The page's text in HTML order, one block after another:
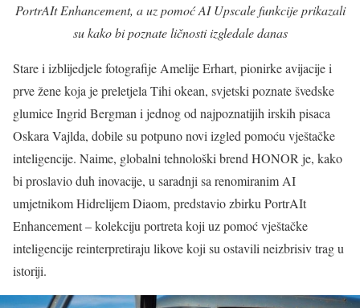
PortrAIt Enhancement, a uz pomoć AI Upscale funkcije prikazali
su kako bi poznate ličnosti izgledale danas
Stare i izblijedjele fotografije Amelije Erhart, pionirke avijacije i
prve žene koja je preletjela Tihi okean, svjetski poznate švedske
glumice Ingrid Bergman i jednog od najpoznatijih irskih pisaca
Oskara Vajlda, dobile su potpuno novi izgled pomoću vještačke
inteligencije. Naime, globalni tehnološki brend HONOR je, kako
bi proslavio duh inovacije, u saradnji sa renomiranim AI
umjetnikom Hidrelijem Diaom, predstavio zbirku PortrAIt
Enhancement – kolekciju portreta koji uz pomoć vještačke
inteligencije reinterpretiraju likove koji su ostavili neizbrisiv trag u
istoriji.